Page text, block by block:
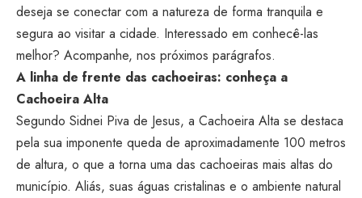
deseja se conectar com a natureza de forma tranquila e
segura ao visitar a cidade. Interessado em conhecê-las
melhor? Acompanhe, nos próximos parágrafos.
A linha de frente das cachoeiras: conheça a
Cachoeira Alta
Segundo Sidnei Piva de Jesus, a Cachoeira Alta se destaca
pela sua imponente queda de aproximadamente 100 metros
de altura, o que a torna uma das cachoeiras mais altas do
município. Aliás, suas águas cristalinas e o ambiente natural